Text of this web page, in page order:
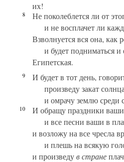
их!
8
Не поколеблется ли от
и не восплачет ли
Взволнуется вся она, как
и будет подниматься и
Египетская.
9
И будет в тот день,
произведу закат
и омрачу землю среди
10
И обращу праздники ваши
и все песни ваши в
и возложу на все чресла
и плешь на всякую
и произведув стране